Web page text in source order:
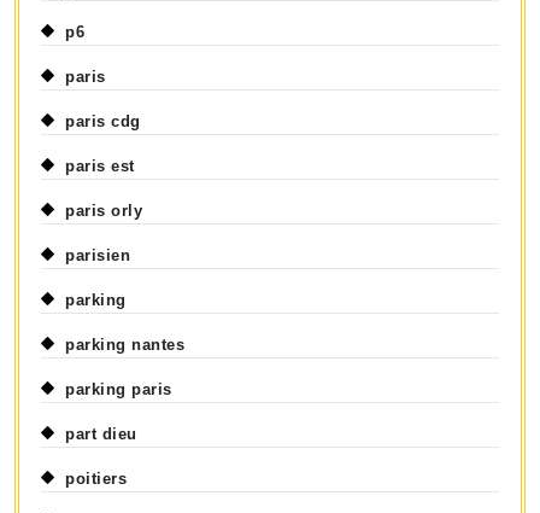
p6
paris
paris cdg
paris est
paris orly
parisien
parking
parking nantes
parking paris
part dieu
poitiers